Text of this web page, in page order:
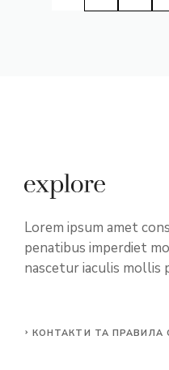
Lorem ipsum amet
penatibus imperdiet
nascetur iaculis mollis
КОНТАКТИ ТА ПРАВИЛА